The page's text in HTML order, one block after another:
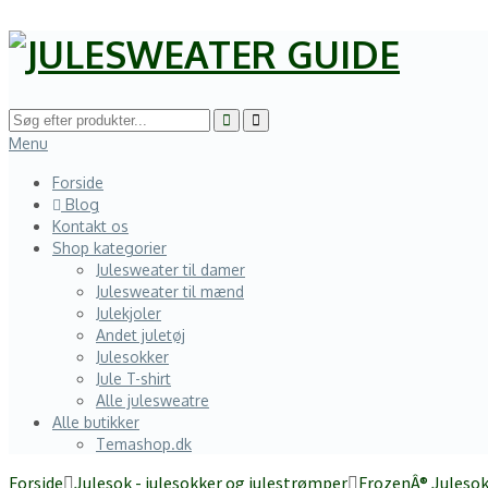
Menu
Forside
Blog
Kontakt os
Shop kategorier
Julesweater til damer
Julesweater til mænd
Julekjoler
Andet juletøj
Julesokker
Jule T-shirt
Alle julesweatre
Alle butikker
Temashop.dk
Forside Julesok - julesokker og julestrømper FrozenÂ® Julesok